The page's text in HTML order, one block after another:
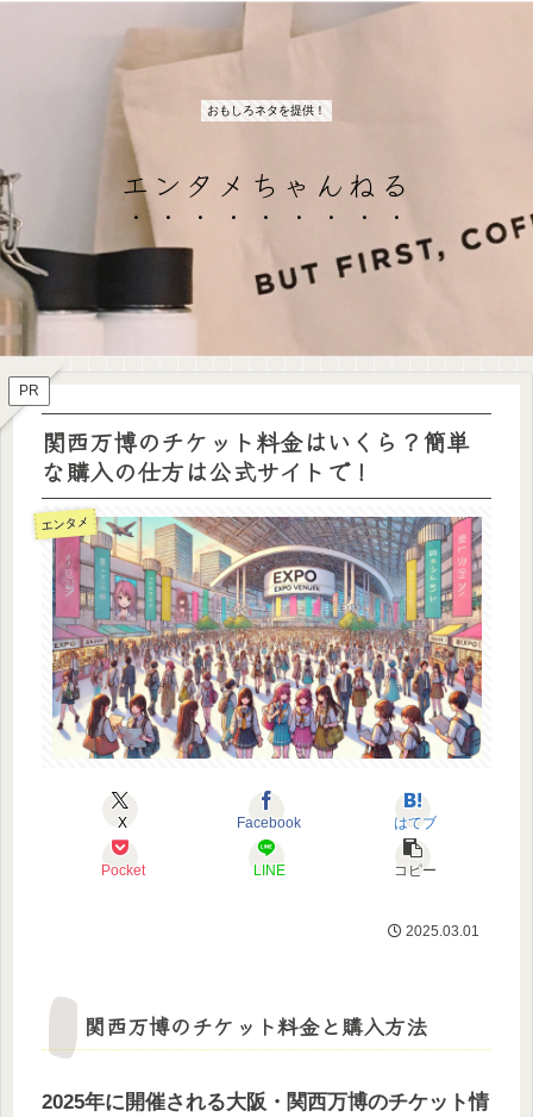
おもしろネタを提供！
エンタメちゃんねる
PR
関西万博のチケット料金はいくら？簡単
な購入の仕方は公式サイトで！
エンタメ
X Facebook はてブ
Pocket LINE コピー
2025.03.01
関西万博のチケット料金と購入方法
2025年に開催される大阪・関西万博のチケット情